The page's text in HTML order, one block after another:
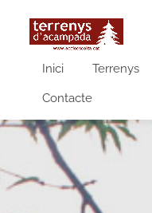
Inici Terrenys
Contacte